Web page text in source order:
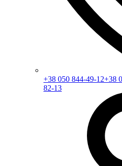
+38 050 844-49-12+38
82-13